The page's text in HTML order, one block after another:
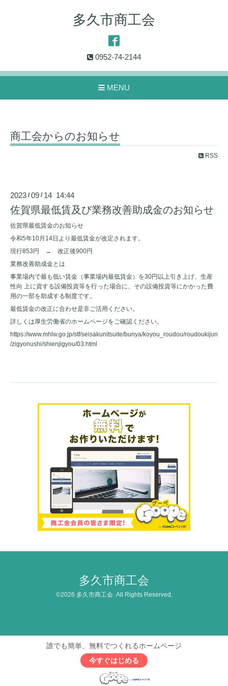
多久市商工会
0952-74-2144
MENU
商工会からのお知らせ
RSS
2023 /09 / 14 14:44
佐賀県最低賃及び業務改善助成金のお知らせ
佐賀県最低賃金のお知らせ
令和5年10月14日より最低賃金が改定されます。
現行853円 → 改正後900円
業務改善助成金とは
事業場内で最も低い賃金（事業場内最低賃金）を30円以上引き上げ、生産
性向 上に資する設備投資等を行った場合に、その設備投資等にかかった費
用の一部を助成する制度です。
最低賃金の改正に合わせ是非ご活用ください。
詳しくは厚生労働省のホームページをご確認ください。
https://www.mhlw.go.jp/stf/seisakunitsuite/bunya/koyou_roudou/roudoukijun
/zigyonushi/shienjigyou/03.html
多久市商工会
©2026 多久市商工会. All Rights Reserved.
誰でも簡単、無料でつくれるホームページ
今すぐはじめる